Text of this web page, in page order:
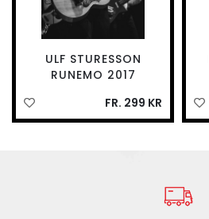
ULF STURESSON
RUNEMO 2017
FR. 299 KR